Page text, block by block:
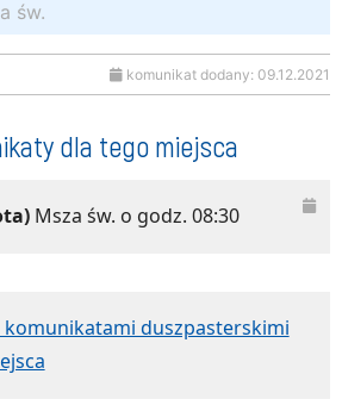
św.
komunikat dodany: 09.12.2021
dla tego miejsca
Msza św. o godz. 08:30
komunikatami duszpasterskimi